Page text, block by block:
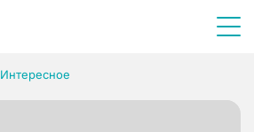
Интересное